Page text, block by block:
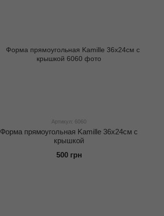
Артикул: 6060
Форма прямоугольная Kamille 36х24см с
крышкой
500 грн